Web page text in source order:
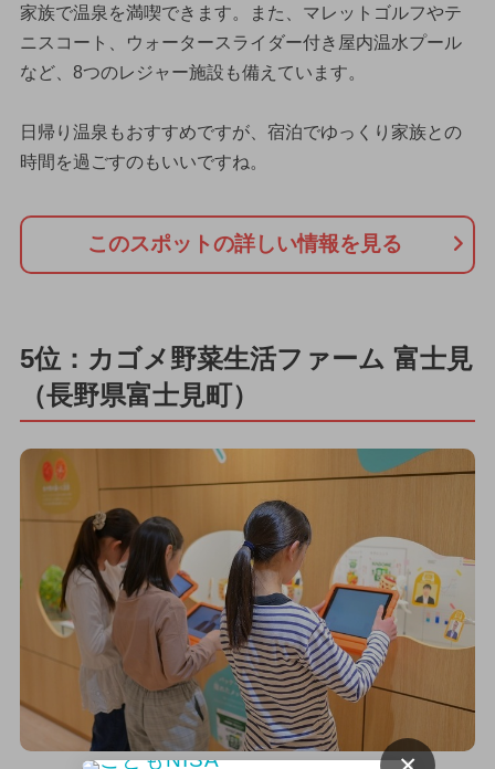
家族で温泉を満喫できます。また、マレットゴルフやテ
ニスコート、ウォータースライダー付き屋内温水プール
など、8つのレジャー施設も備えています。
日帰り温泉もおすすめですが、宿泊でゆっくり家族との
時間を過ごすのもいいですね。
このスポットの詳しい情報を見る
5位：カゴメ野菜生活ファーム 富士見
（長野県富士見町）